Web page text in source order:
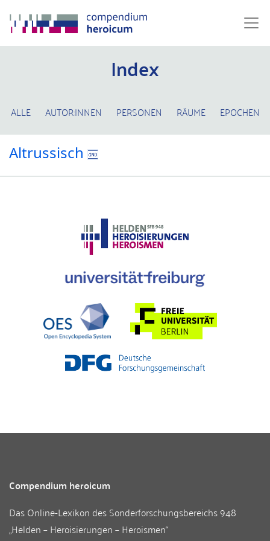
Index
ALLE AUTOR:INNEN PERSONEN RÄUME EPOCHEN
Altrussisch
Compendium heroicum
Das Online-Lexikon desSonderforschungsbereichs 948
„Helden – Heroisierungen – Heroismen“